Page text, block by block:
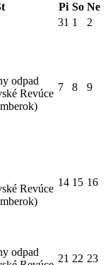
Pi So Ne
31 1 2
odpad
Revúce
7 8 9
Revúce
14 15 16
odpad
21 22 23